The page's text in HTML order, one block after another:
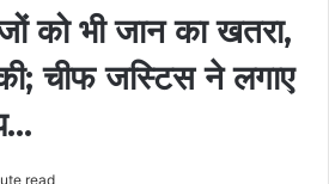
को भी जान का खतरा,
चीफ जस्टिस ने लगाए
read